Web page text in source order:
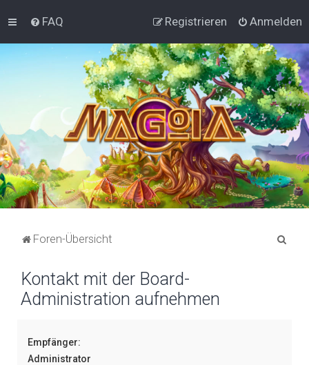
FAQ Anmelden
Registrieren
Foren-Übersicht
Kontakt mit der Board-
Administration aufnehmen
Empfänger:
Administrator